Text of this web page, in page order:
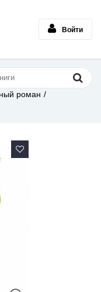
Войти
роман